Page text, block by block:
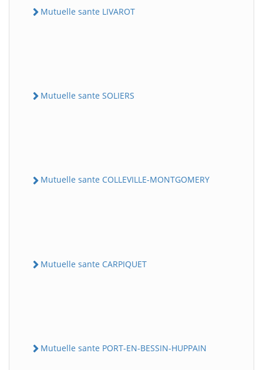
Mutuelle sante LIVAROT
Mutuelle sante SOLIERS
Mutuelle sante COLLEVILLE-MONTGOMERY
Mutuelle sante CARPIQUET
Mutuelle sante PORT-EN-BESSIN-HUPPAIN